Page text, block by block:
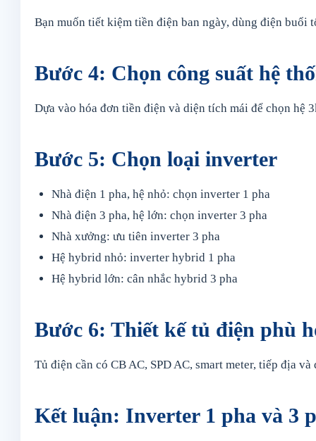
Bạn muốn tiết kiệm tiền điện ban ngày, dùng điện buổi
Bước 4: Chọn công suất hệ
Dựa vào hóa đơn tiền điện và diện tích mái để chọn hệ
Bước 5: Chọn loại inverter
Nhà điện 1 pha, hệ nhỏ: chọn inverter 1 pha
Nhà điện 3 pha, hệ lớn: chọn inverter 3 pha
Nhà xưởng: ưu tiên inverter 3 pha
Hệ hybrid nhỏ: inverter hybrid 1 pha
Hệ hybrid lớn: cân nhắc hybrid 3 pha
Bước 6: Thiết kế tủ điện phù
Tủ điện cần có CB AC, SPD AC, smart meter, tiếp địa
Kết luận: Inverter 1 pha và 3